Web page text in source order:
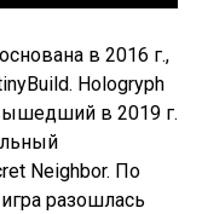
в 2016 г.,
Hologryph
в 2019 г.
Neighbor. По
разошлась